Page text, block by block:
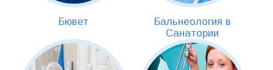
Бювет
Бальнеология в
Санатории